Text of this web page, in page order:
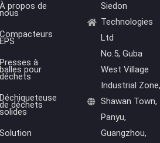
Siedon
Technologies
Ltd
No.5, Guba
West Village
Industrial Zone,
Shawan Town,
Panyu,
Guangzhou,
À propos de
nous
Compacteurs
EPS
Presses à
balles pour
déchets
Déchiqueteuse
de déchets
solides
Solution